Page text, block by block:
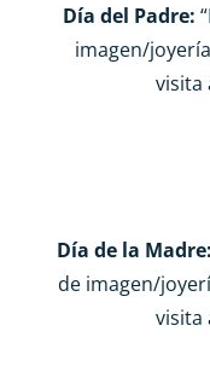
Día del Padre:
imagen/
visita
Día de la Madre:
de imagen/
visita